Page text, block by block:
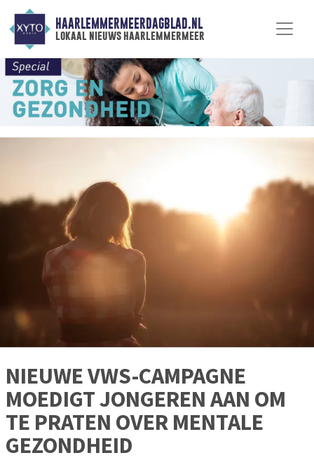
HAARLEMMERMEERDAGBLAD.NL
lokaal nieuws haarlemmermeer
NIEUWE VWS-CAMPAGNE
MOEDIGT JONGEREN AAN OM
TE PRATEN OVER MENTALE
GEZONDHEID